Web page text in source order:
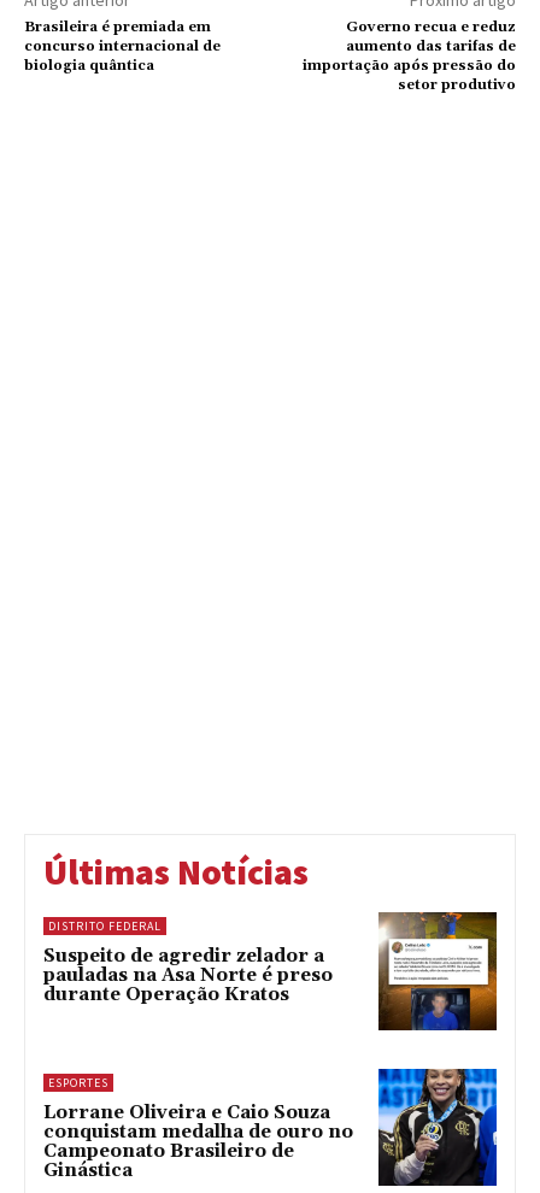
Brasileira é premiada em
concurso internacional de
biologia quântica
Governo recua e reduz
aumento das tarifas de
importação após pressão do
setor produtivo
Últimas Notícias
DISTRITO FEDERAL
Suspeito de agredir zelador a
pauladas na Asa Norte é preso
durante Operação Kratos
ESPORTES
Lorrane Oliveira e Caio Souza
conquistam medalha de ouro no
Campeonato Brasileiro de
Ginástica